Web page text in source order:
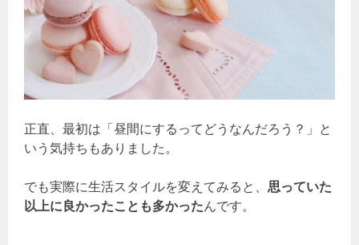
正直、最初は「昼間にするってどうなんだろう？」と
いう気持ちもありました。
でも実際に生活スタイルを変えてみると、思っていた
以上に良かったことも多かったんです。